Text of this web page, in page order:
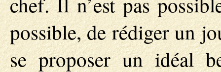
possible, de rédiger un
se proposer un idéal